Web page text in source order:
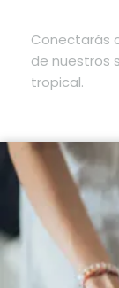
Conectarás
de nuestros
tropical.